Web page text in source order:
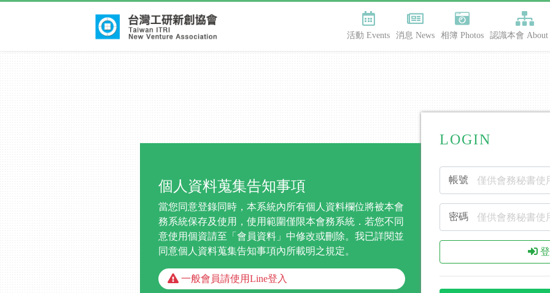
活動 Events 消息 News 相簿 Photos 認識本會 About
個人資料蒐集告知事項
當您同意登錄同時，本系統內所有個人資料欄位將被本會
務系統保存及使用，使用範圍僅限本會務系統．若您不同
意使用個資請至「會員資料」中修改或刪除。我已詳閱並
同意個人資料蒐集告知事項內所載明之規定。
一般會員請使用Line登入
LOGIN
帳號
密碼